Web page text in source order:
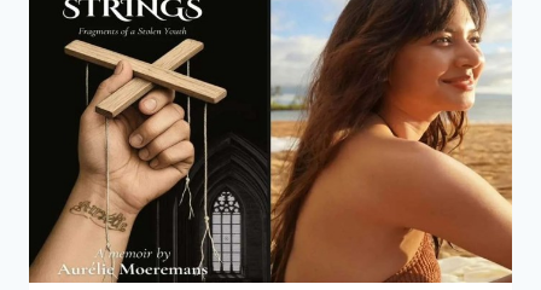
WANITA
INI
JALANI
OPERASI
BERULANG
HINGGA
SELAMAT